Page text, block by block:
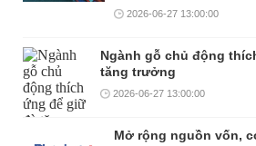
2026-06-27 13:00:00
Ngành gỗ chủ động
tăng trưởng
2026-06-27 13:00:00
Mở rộng nguồn vốn,